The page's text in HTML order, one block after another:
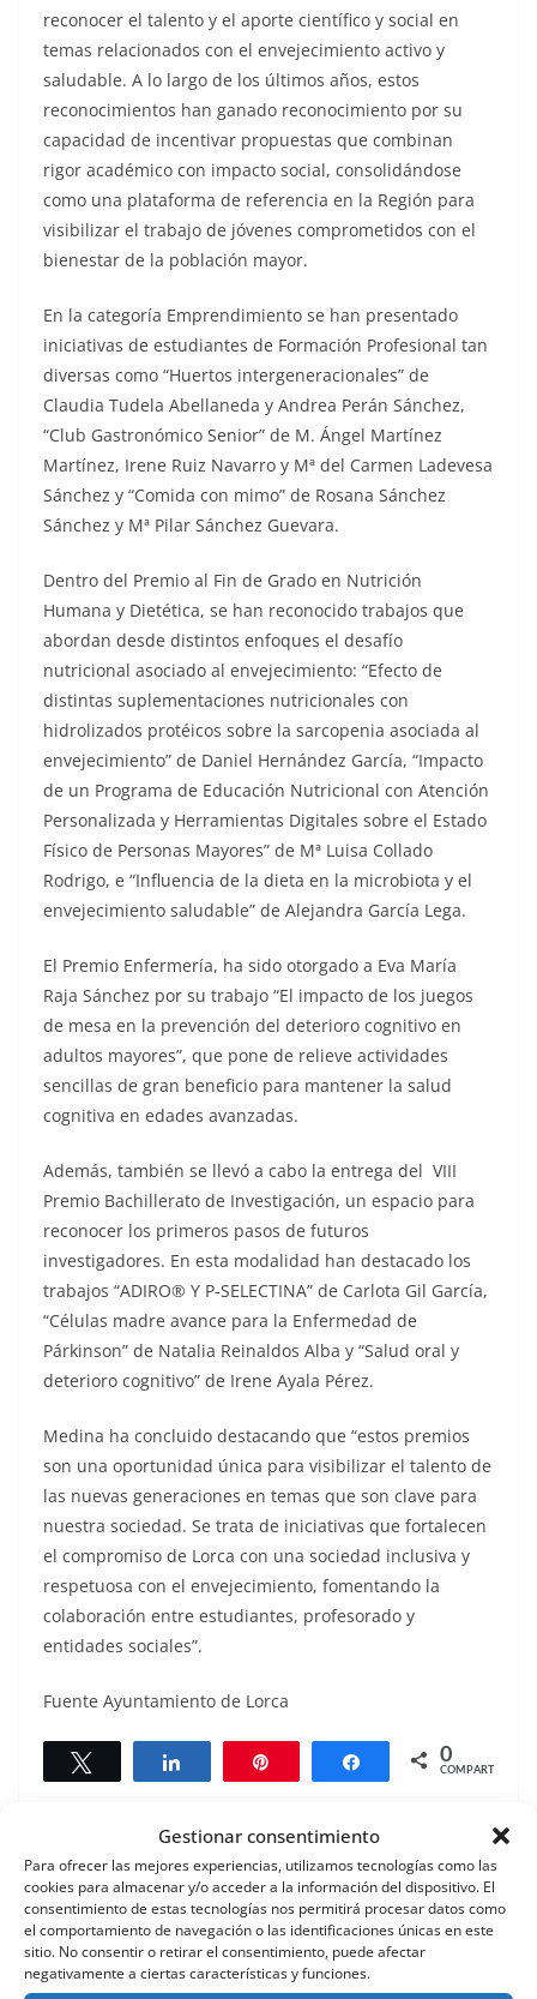
Gestionar consentimiento
Para ofrecer las mejores experiencias, utilizamos tecnologías como las
cookies para almacenar y/o acceder a la información del dispositivo. El
consentimiento de estas tecnologías nos permitirá procesar datos como
el comportamiento de navegación o las identificaciones únicas en este
sitio. No consentir o retirar el consentimiento, puede afectar
negativamente a ciertas características y funciones.
reconocer el talento y el aporte científico y social en
temas relacionados con el envejecimiento activo y
saludable. A lo largo de los últimos años, estos
reconocimientos han ganado reconocimiento por su
capacidad de incentivar propuestas que combinan
rigor académico con impacto social, consolidándose
como una plataforma de referencia en la Región para
visibilizar el trabajo de jóvenes comprometidos con el
bienestar de la población mayor.
En la categoría Emprendimiento se han presentado
iniciativas de estudiantes de Formación Profesional tan
diversas como “Huertos intergeneracionales” de
Claudia Tudela Abellaneda y Andrea Perán Sánchez,
“Club Gastronómico Senior” de M. Ángel Martínez
Martínez, Irene Ruiz Navarro y Mª del Carmen Ladevesa
Sánchez y “Comida con mimo” de Rosana Sánchez
Sánchez y Mª Pilar Sánchez Guevara.
Dentro del Premio al Fin de Grado en Nutrición
Humana y Dietética, se han reconocido trabajos que
abordan desde distintos enfoques el desafío
nutricional asociado al envejecimiento: “Efecto de
distintas suplementaciones nutricionales con
hidrolizados protéicos sobre la sarcopenia asociada al
envejecimiento” de Daniel Hernández García, “Impacto
de un Programa de Educación Nutricional con Atención
Personalizada y Herramientas Digitales sobre el Estado
Físico de Personas Mayores” de Mª Luisa Collado
Rodrigo, e “Influencia de la dieta en la microbiota y el
envejecimiento saludable” de Alejandra García Lega.
El Premio Enfermería, ha sido otorgado a Eva María
Raja Sánchez por su trabajo “El impacto de los juegos
de mesa en la prevención del deterioro cognitivo en
adultos mayores”, que pone de relieve actividades
sencillas de gran beneficio para mantener la salud
cognitiva en edades avanzadas.
Además, también se llevó a cabo la entrega del VIII
Premio Bachillerato de Investigación, un espacio para
reconocer los primeros pasos de futuros
investigadores. En esta modalidad han destacado los
trabajos “ADIRO® Y P-SELECTINA” de Carlota Gil García,
“Células madre avance para la Enfermedad de
Párkinson” de Natalia Reinaldos Alba y “Salud oral y
deterioro cognitivo” de Irene Ayala Pérez.
Medina ha concluido destacando que “estos premios
son una oportunidad única para visibilizar el talento de
las nuevas generaciones en temas que son clave para
nuestra sociedad. Se trata de iniciativas que fortalecen
el compromiso de Lorca con una sociedad inclusiva y
respetuosa con el envejecimiento, fomentando la
colaboración entre estudiantes, profesorado y
entidades sociales”.
Fuente Ayuntamiento de Lorca
Twittear Compartir Compartir
0
COMPARTIR
El Ayuntamiento de Lorca impulsa la modernización
y dinamización de los mercados y plazas de abastos
del municipio con una inversión de más de 24.000
euros en 2025